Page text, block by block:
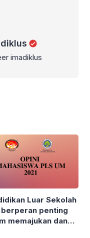
imadiklus
Luar Sekolah
berperan penting
memajukan dan